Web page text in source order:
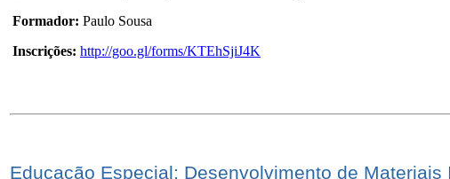
Formador: Paulo Sousa
Inscrições: http://goo.gl/forms/KTEhSjiJ4K
Educação Especial: Desenvolvimento de Materiais